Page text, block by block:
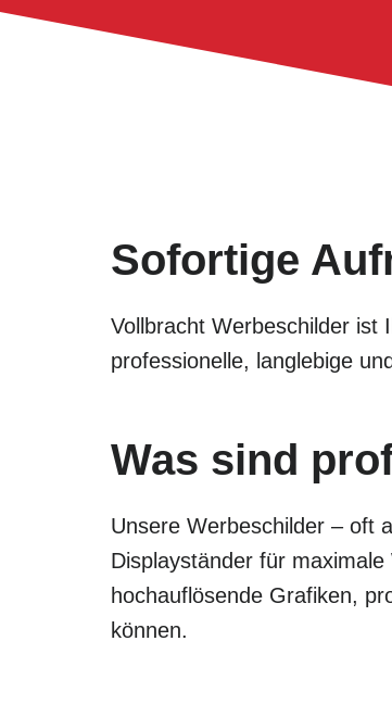
Sofortige
Vollbracht Werbeschilder ist
professionelle, langlebige
Was sind
Unsere Werbeschilder – oft
Displayständer für
hochauflösende Grafiken,
können.